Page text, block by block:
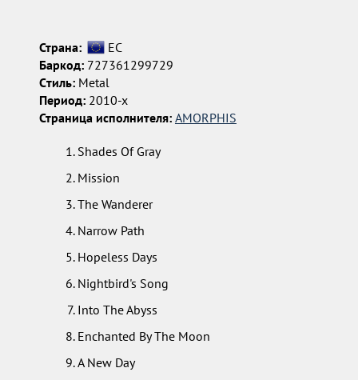
Страна:
ЕС
Баркод:727361299729
Cтиль:Metal
Период:2010-х
Страница исполнителя: AMORPHIS
Shades Of Gray
Mission
The Wanderer
Narrow Path
Hopeless Days
Nightbird's Song
Into The Abyss
Enchanted By The Moon
A New Day